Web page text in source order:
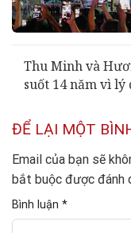
Thu Minh và
suốt 14 năm vì lý
ĐỂ LẠI MỘT
Email của bạn sẽ
bắt buộc được đánh
Bình luận *